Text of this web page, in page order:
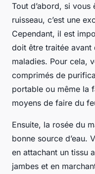
Tout d’abord, si vous
ruisseau, c’est une
Cependant, il est
doit être traitée avant
maladies. Pour cela,
comprimés de
portable ou même la
moyens de faire du
Ensuite, la rosée du
bonne source d’eau.
en attachant un tissu
jambes et en